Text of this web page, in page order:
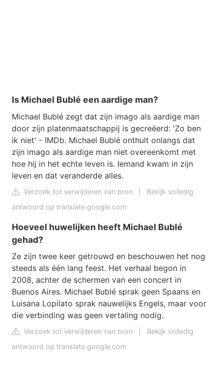
Is Michael Bublé een aardige man?
Michael Bublé zegt dat zijn imago als aardige man
door zijn platenmaatschappij is gecreëerd: 'Zo ben
ik niet' - IMDb. Michael Bublé onthult onlangs dat
zijn imago als aardige man niet overeenkomt met
hoe hij in het echte leven is. Iemand kwam in zijn
leven en dat veranderde alles.
Verzoek tot verwijderen van bron
Bekijk volledig
antwoord op translate.google.com
Hoeveel huwelijken heeft Michael Bublé
gehad?
Ze zijn twee keer getrouwd en beschouwen het nog
steeds als één lang feest. Het verhaal begon in
2008, achter de schermen van een concert in
Buenos Aires. Michael Bublé sprak geen Spaans en
Luisana Lopilato sprak nauwelijks Engels, maar voor
die verbinding was geen vertaling nodig.
Verzoek tot verwijderen van bron
Bekijk volledig
antwoord op translate.google.com